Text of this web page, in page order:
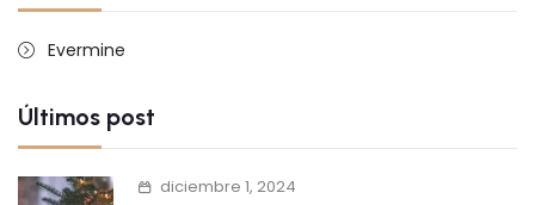
Evermine
Últimos post
diciembre 1, 2024